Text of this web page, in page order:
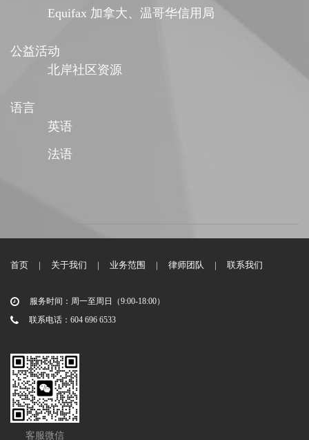
Equifax 加拿大、温哥华信用局
公益活动
北岸社区资源
语言
英语
法语
首页 | 关于我们 | 业务范围 | 律师团队 | 联系我们
服务时间：周一至周日（9:00-18:00）
联系电话：604 696 6533
客服微信